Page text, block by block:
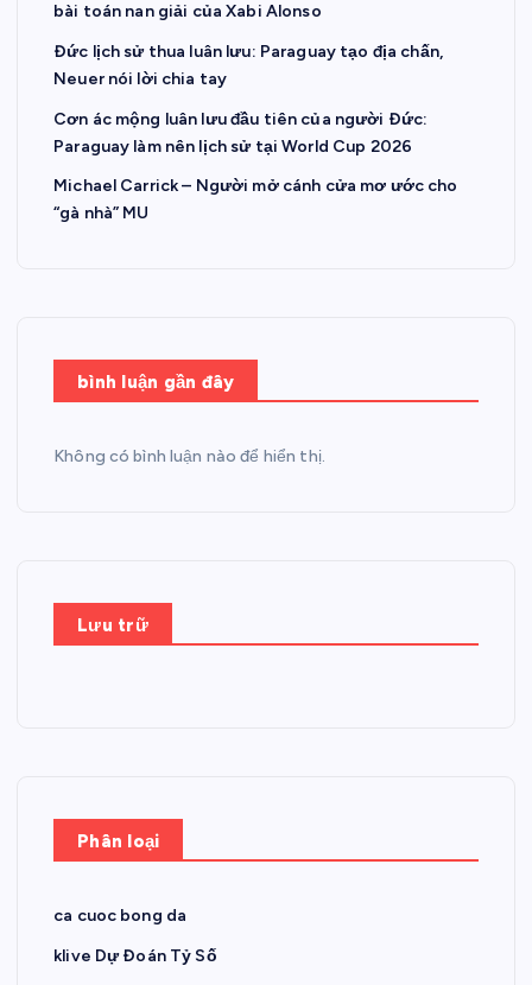
bài toán nan giải của Xabi Alonso
Đức lịch sử thua luân lưu: Paraguay tạo địa chấn,
Neuer nói lời chia tay
Cơn ác mộng luân lưu đầu tiên của người Đức:
Paraguay làm nên lịch sử tại World Cup 2026
Michael Carrick – Người mở cánh cửa mơ ước cho
“gà nhà” MU
bình luận gần đây
Không có bình luận nào để hiển thị.
Lưu trữ
Phân loại
ca cuoc bong da
klive Dự Đoán Tỷ Số